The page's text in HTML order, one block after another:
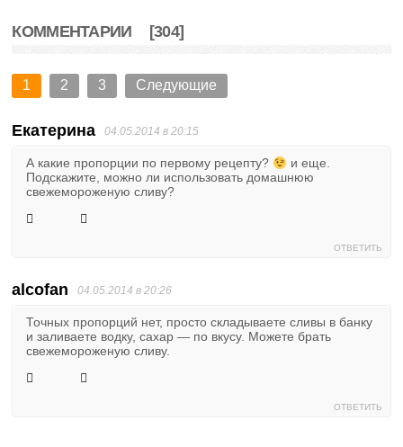
КОММЕНТАРИИ [304]
1 2 3 Следующие
Екатерина 04.05.2014 в 20:15
А какие пропорции по первому рецепту?
и еще.
Подскажите, можно ли использовать домашнюю
свежемороженую сливу?
ОТВЕТИТЬ
alcofan 04.05.2014 в 20:26
Точных пропорций нет, просто складываете сливы в банку
и заливаете водку, сахар — по вкусу. Можете брать
свежемороженую сливу.
ОТВЕТИТЬ